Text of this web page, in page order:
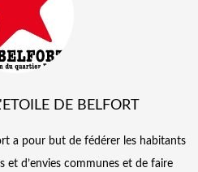
DE BELFORT
a pour but de fédérer les habitants
d’envies communes et de faire